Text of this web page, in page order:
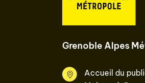
Grenoble Alpes
Accueil du